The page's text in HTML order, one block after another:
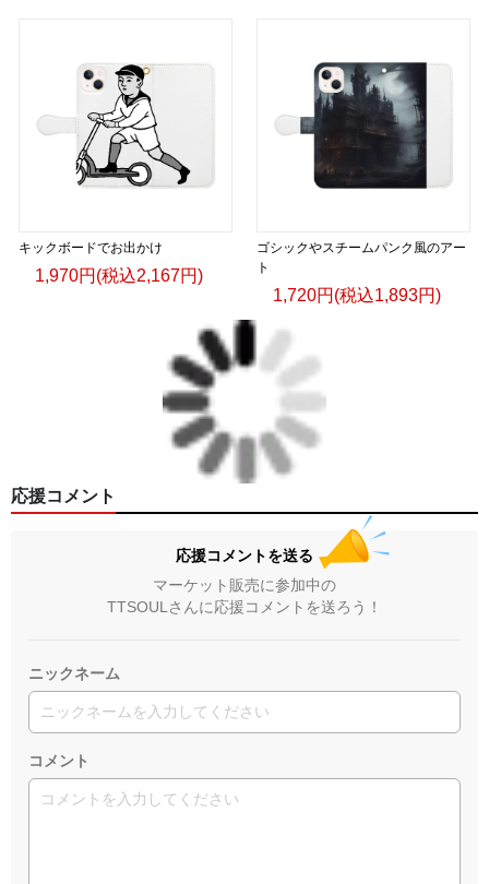
キックボードでお出かけ
1,970円(税込2,167円)
ゴシックやスチームパンク風のアー
ト
1,720円(税込1,893円)
応援コメント
応援コメントを送る
マーケット販売に参加中の
TTSOULさんに応援コメントを送ろう！
ニックネーム
コメント